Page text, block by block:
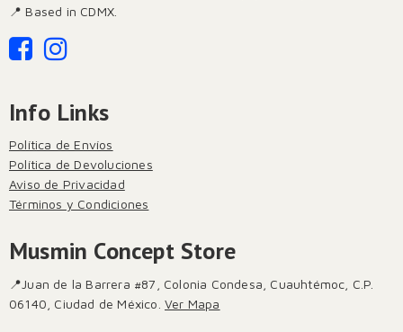
📍 Based in CDMX.
Info Links
Política de Envíos
Política de Devoluciones
Aviso de Privacidad
Términos y Condiciones
Musmin Concept Store
📍Juan de la Barrera #87, Colonia Condesa, Cuauhtémoc, C.P.
06140, Ciudad de México. Ver Mapa